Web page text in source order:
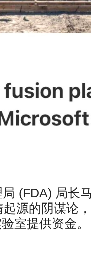
(FDA) 局长
源的阴谋论
室提供资金。